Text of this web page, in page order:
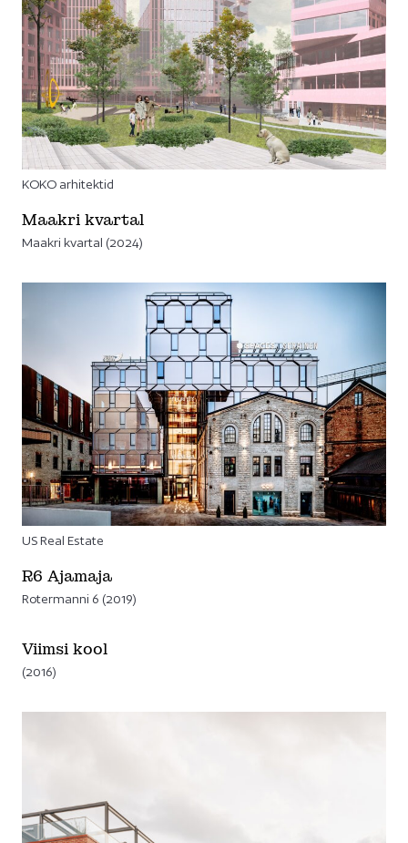
KOKO arhitektid
Maakri kvartal
Maakri kvartal (2024)
US Real Estate
R6 Ajamaja
Rotermanni 6 (2019)
Viimsi kool
(2016)